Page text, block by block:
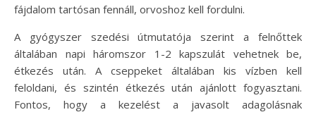
fájdalom tartósan fennáll, orvoshoz kell fordulni.
A gyógyszer szedési útmutatója szerint a felnőttek
általában napi háromszor 1-2 kapszulát vehetnek be,
étkezés után. A cseppeket általában kis vízben kell
feloldani, és szintén étkezés után ajánlott fogyasztani.
Fontos, hogy a kezelést a javasolt adagolásnak